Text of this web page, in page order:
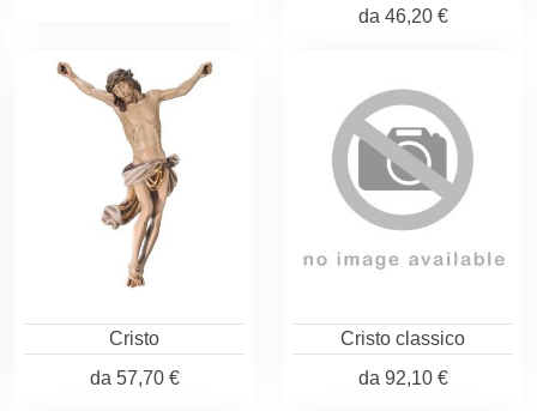
da 46,20 €
Cristo
da 57,70 €
Cristo classico
da 92,10 €